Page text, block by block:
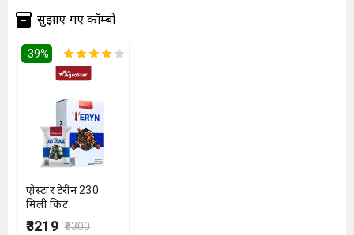
सुझाएं गए कॉम्बो
-39%
एग्रोस्टार टेरीन 230
मिली किट
₹3219 ₹5300